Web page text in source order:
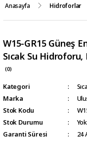
Anasayfa Hidroforlar
W15-GR15 Güneş
Sıcak Su
(0)
Kategori
Marka
Stok Kodu
Stok Durumu
Yok
Garanti Süresi
24